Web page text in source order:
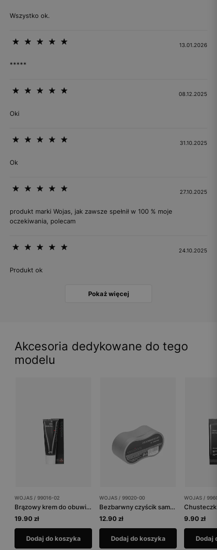
Wszystko ok.
13.01.2026
*****
08.12.2025
Oki
31.10.2025
Ok
27.10.2025
produkt marki Wojas, jak zawsze spełnił w 100 % moje
oczekiwania, polecam
24.10.2025
Produkt ok
Pokaż więcej
Akcesoria dedykowane do tego
modelu
WOJAS / 99016-02
Brązowy krem do obuwia tuba 75 ml
19.90 zł
Dodaj do koszyka
WOJAS / 99020-00
Bezbarwny czyścik samo-nabłyszczający
12.90 zł
Dodaj do koszyka
WOJAS /
9.90 zł
Dodaj